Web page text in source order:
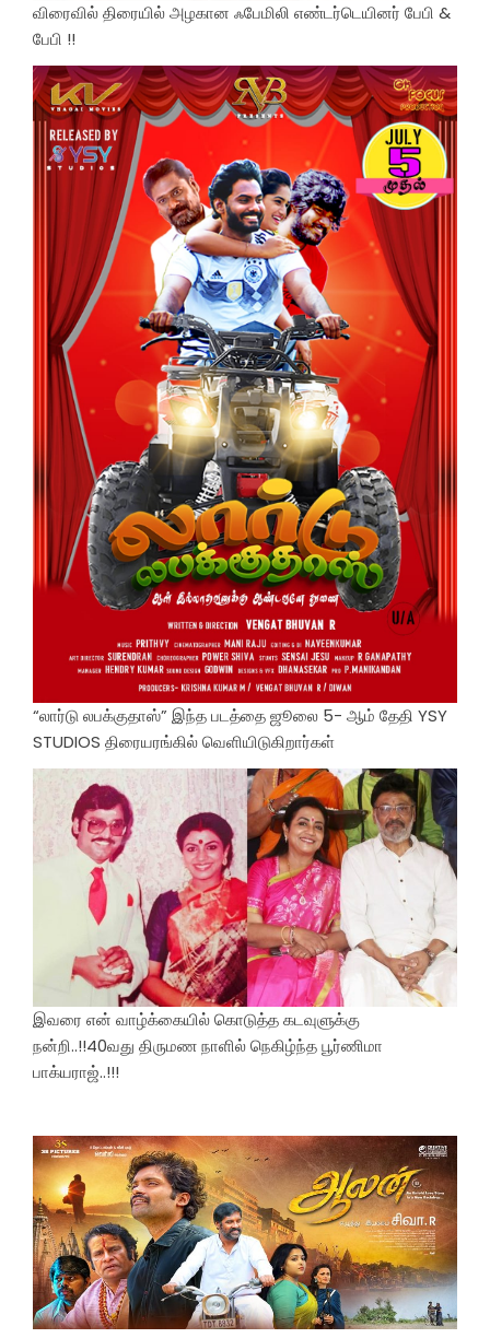
விரைவில் திரையில் அழகான ஃபேமிலி எண்டர்டெயினர் பேபி &
பேபி !!
“லார்டு லபக்குதாஸ்” இந்த படத்தை ஜூலை 5- ஆம் தேதி YSY
STUDIOS திரையரங்கில் வெளியிடுகிறார்கள்
இவரை என் வாழ்க்கையில் கொடுத்த கடவுளுக்கு
நன்றி..!!40வது திருமண நாளில் நெகிழ்ந்த பூர்ணிமா
பாக்யராஜ்..!!!